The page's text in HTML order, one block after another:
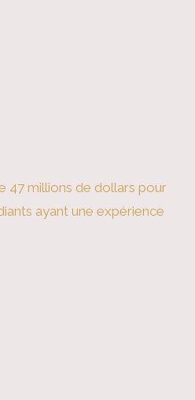
47 millions de dollars pour
ayant une expérience